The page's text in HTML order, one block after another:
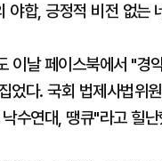
야합, 긍정적 비전 없는
이날 페이스북에서 "경
었다. 국회 법제사법위
수연대, 땡큐"라고 힐난